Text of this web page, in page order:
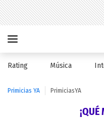
Rating Música
Primicias YA PrimiciasYA
¡QUÉ